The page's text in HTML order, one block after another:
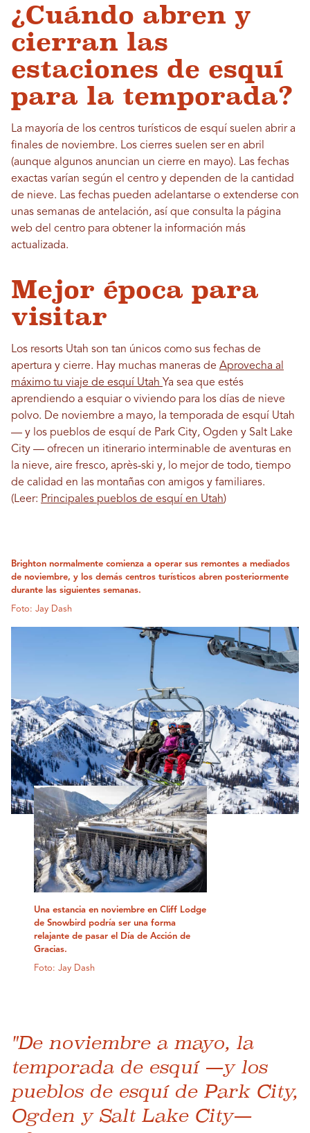
¿Cuándo abren y
cierran las
estaciones de esquí
para la temporada?
La mayoría de los centros turísticos de esquí suelen abrir a
finales de noviembre. Los cierres suelen ser en abril
(aunque algunos anuncian un cierre en mayo). Las fechas
exactas varían según el centro y dependen de la cantidad
de nieve. Las fechas pueden adelantarse o extenderse con
unas semanas de antelación, así que consulta la página
web del centro para obtener la información más
actualizada.
Mejor época para
visitar
Los resorts Utah son tan únicos como sus fechas de
apertura y cierre. Hay muchas maneras de Aprovecha al
máximo tu viaje de esquí Utah Ya sea que estés
aprendiendo a esquiar o viviendo para los días de nieve
polvo. De noviembre a mayo, la temporada de esquí Utah
— y los pueblos de esquí de Park City, Ogden y Salt Lake
City — ofrecen un itinerario interminable de aventuras en
la nieve, aire fresco, après-ski y, lo mejor de todo, tiempo
de calidad en las montañas con amigos y familiares.
(Leer: Principales pueblos de esquí en Utah)
Una estancia en noviembre en Cliff Lodge
de Snowbird podría ser una forma
relajante de pasar el Día de Acción de
Gracias.
Foto: Jay Dash
Brighton normalmente comienza a operar sus remontes a mediados
de noviembre, y los demás centros turísticos abren posteriormente
durante las siguientes semanas.
Foto: Jay Dash
"De noviembre a mayo, la
temporada de esquí —y los
pueblos de esquí de Park City,
Ogden y Salt Lake City—